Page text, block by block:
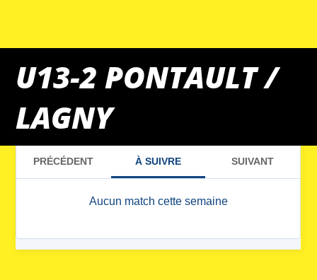
U13-2 PONTAULT /
LAGNYMATCHS DU WEEK-END